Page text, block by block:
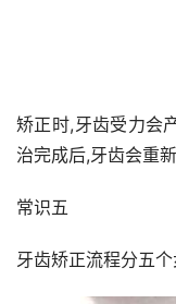
矫正时,牙齿受力会
治完成后,牙齿会重
常识五
牙齿矫正流程分五